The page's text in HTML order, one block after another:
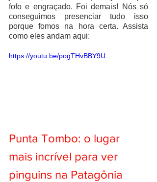
fofo e engraçado. Foi demais! Nós só
conseguimos presenciar tudo isso
porque fomos na hora certa. Assista
como eles andam aqui:
https://youtu.be/pogTHvBBY9U
Punta Tombo: o lugar
mais incrível para ver
pinguins na Patagônia